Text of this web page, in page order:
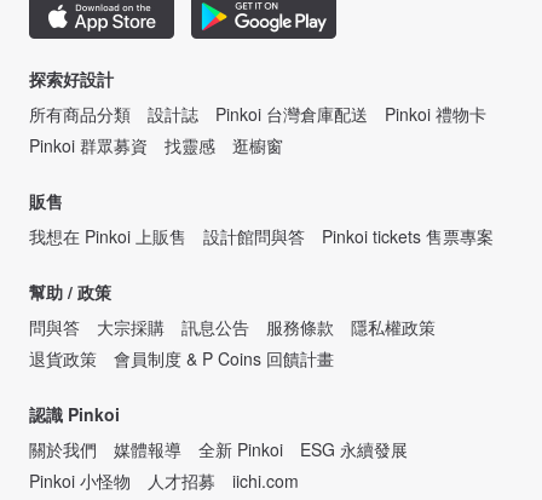
探索好設計
所有商品分類
設計誌 Pinkoi 台灣倉庫配送
Pinkoi 禮物卡
Pinkoi 群眾募資
找靈感 逛櫥窗
販售
我想在 Pinkoi 上販售
設計館問與答 Pinkoi tickets 售票專案
幫助 / 政策
問與答
大宗採購 訊息公告 服務條款
隱私權政策
退貨政策
會員制度 & P Coins 回饋計畫
認識 Pinkoi
關於我們
媒體報導 全新 Pinkoi
ESG 永續發展
Pinkoi 小怪物
人才招募 iichi.com